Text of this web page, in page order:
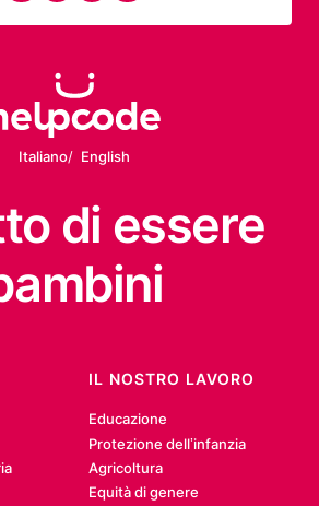
Italiano English
di essere
IL NOSTRO LAVORO
Educazione
Protezione dell’infanzia
Agricoltura
Equità di genere